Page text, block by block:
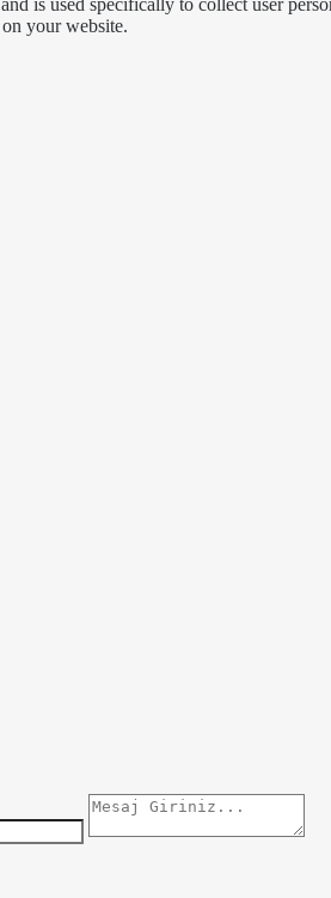
is used specifically to collect user
your website.